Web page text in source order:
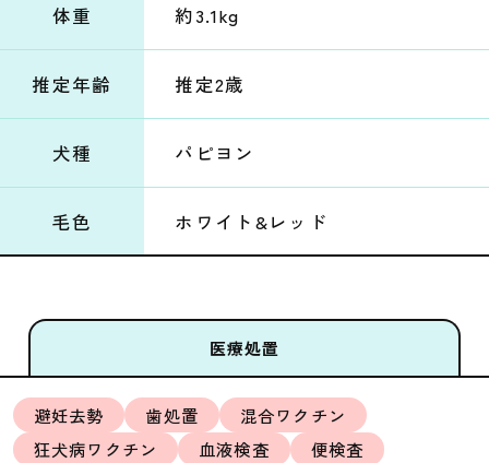
体重 約3.1kg
推定年齢 推定2歳
犬種 パピヨン
毛色 ホワイト&レッド
医療処置
避妊去勢 歯処置
混合ワクチン
狂犬病ワクチン
血液検査
便検査